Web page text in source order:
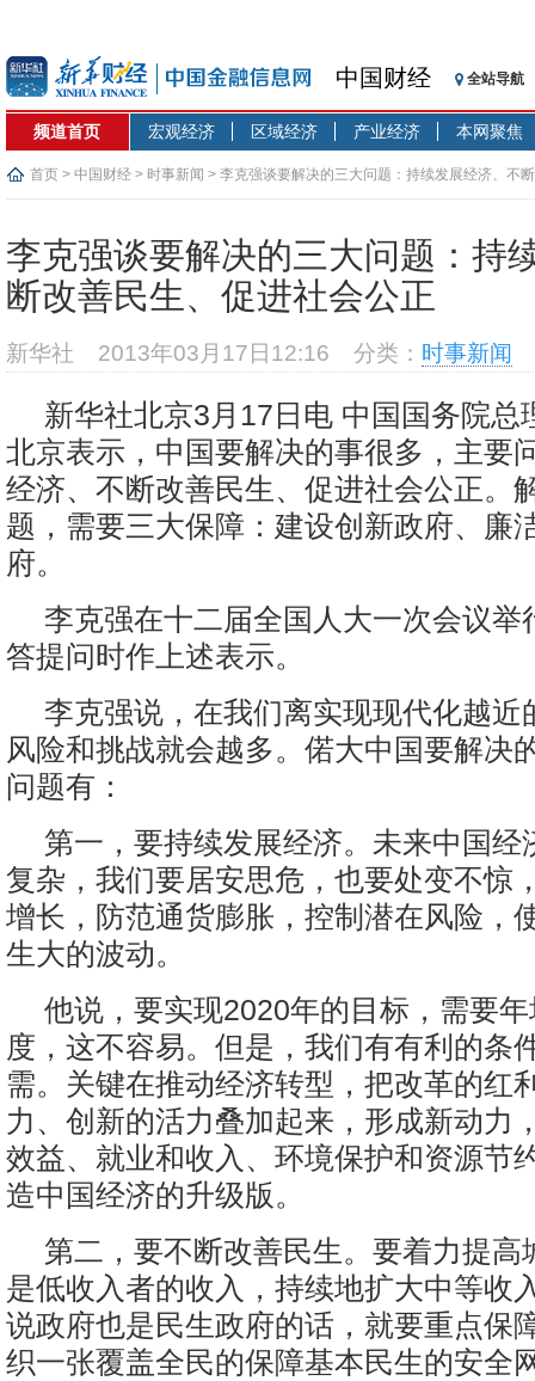
中国财经 全站导航
频道首页 宏观经济 区域经济 产业经济 本网聚焦
首页 > 中国财经 > 时事新闻 > 李克强谈要解决的三大问题：持续发展经济、不
李克强谈要解决的三大问题：持
断改善民生、促进社会公正
新华社 2013年03月17日12:16 分类： 时事新闻
新华社北京3月17日电 中国国务院总
北京表示，中国要解决的事很多，主要
经济、不断改善民生、促进社会公正。
题，需要三大保障：建设创新政府、廉
府。
李克强在十二届全国人大一次会议举
答提问时作上述表示。
李克强说，在我们离实现现代化越近
风险和挑战就会越多。偌大中国要解决
问题有：
第一，要持续发展经济。未来中国经
复杂，我们要居安思危，也要处变不惊
增长，防范通货膨胀，控制潜在风险，
生大的波动。
他说，要实现2020年的目标，需要
度，这不容易。但是，我们有有利的条
需。关键在推动经济转型，把改革的红
力、创新的活力叠加起来，形成新动力
效益、就业和收入、环境保护和资源节
造中国经济的升级版。
第二，要不断改善民生。要着力提高
是低收入者的收入，持续地扩大中等收
说政府也是民生政府的话，就要重点保
织一张覆盖全民的保障基本民生的安全